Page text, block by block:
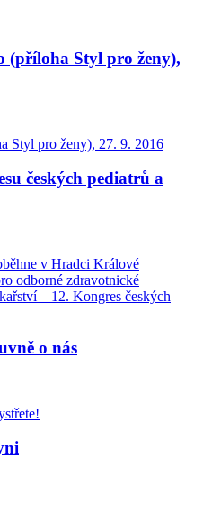
(příloha Styl pro ženy),
Styl pro ženy), 27. 9. 2016
českých pediatrů a
v Hradci Králové
odborné zdravotnické
– 12. Kongres českých
o nás